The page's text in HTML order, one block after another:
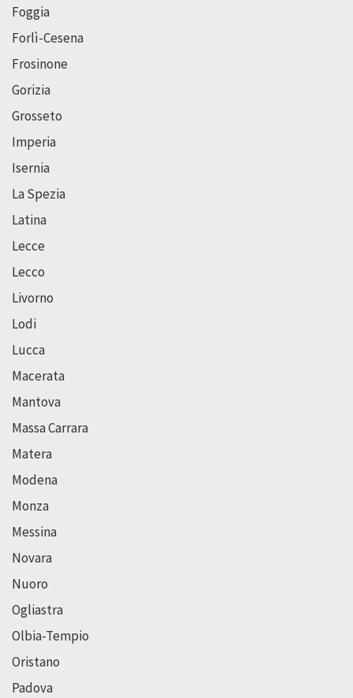
Foggia
Forlì-Cesena
Frosinone
Gorizia
Grosseto
Imperia
Isernia
La Spezia
Latina
Lecce
Lecco
Livorno
Lodi
Lucca
Macerata
Mantova
Massa Carrara
Matera
Modena
Monza
Messina
Novara
Nuoro
Ogliastra
Olbia-Tempio
Oristano
Padova